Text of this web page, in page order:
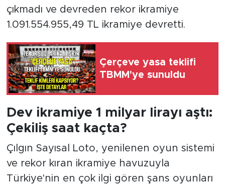
çıkmadı ve devreden rekor ikramiye
1.091.554.955,49 TL ikramiye devretti.
Çerçeve yasa teklifi
TBMM'ye sunuldu
Dev ikramiye 1 milyar lirayı aştı:
Çekiliş saat kaçta?
Çılgın Sayısal Loto, yenilenen oyun sistemi
ve rekor kıran ikramiye havuzuyla
Türkiye'nin en çok ilgi gören şans oyunları